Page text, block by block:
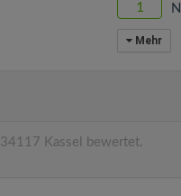
1
Mehr
Kassel bewertet.